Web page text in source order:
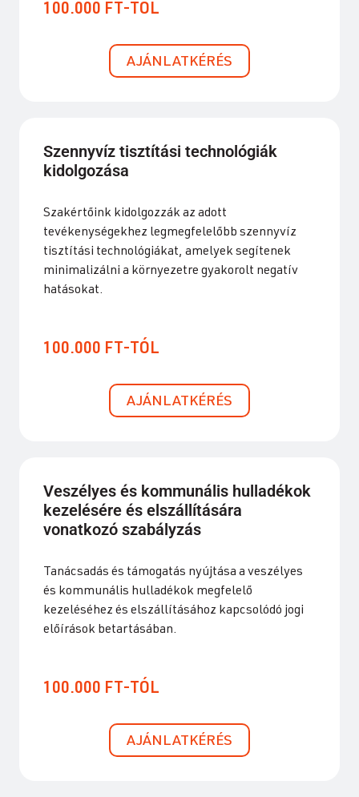
100.000 FT-TÓL
AJÁNLATKÉRÉS
Szennyvíz tisztítási technológiák
kidolgozása
Szakértőink kidolgozzák az adott
tevékenységekhez legmegfelelőbb szennyvíz
tisztítási technológiákat, amelyek segítenek
minimalizálni a környezetre gyakorolt negatív
hatásokat.
100.000 FT-TÓL
AJÁNLATKÉRÉS
Veszélyes és kommunális hulladékok
kezelésére és elszállítására
vonatkozó szabályzás
Tanácsadás és támogatás nyújtása a veszélyes
és kommunális hulladékok megfelelő
kezeléséhez és elszállításához kapcsolódó jogi
előírások betartásában.
100.000 FT-TÓL
AJÁNLATKÉRÉS